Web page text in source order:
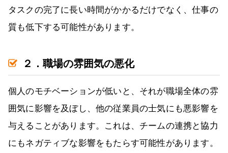
タスクの完了に長い時間がかかるだけでなく、仕事の
質も低下する可能性があります。
２．職場の雰囲気の悪化
個人のモチベーションが低いと、それが職場全体の雰
囲気に影響を及ぼし、他の従業員の士気にも悪影響を
与えることがあります。これは、チームの連携と協力
にもネガティブな影響をもたらす可能性があります。